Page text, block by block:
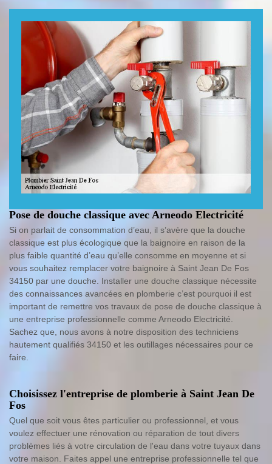
Pose de douche classique avec Arneodo Electricité
Si on parlait de consommation d’eau, il s’avère que la douche
classique est plus écologique que la baignoire en raison de la
plus faible quantité d’eau qu’elle consomme en moyenne et si
vous souhaitez remplacer votre baignoire à Saint Jean De Fos
34150 par une douche. Installer une douche classique nécessite
des connaissances avancées en plomberie c’est pourquoi il est
important de remettre vos travaux de pose de douche classique à
une entreprise professionnelle comme Arneodo Electricité.
Sachez que, nous avons à notre disposition des techniciens
hautement qualifiés 34150 et les outillages nécessaires pour ce
faire.
Choisissez l'entreprise de plomberie à Saint Jean De
Fos
Quel que soit vous êtes particulier ou professionnel, et vous
voulez effectuer une rénovation ou réparation de tout divers
problèmes liés à votre circulation de l'eau dans votre tuyaux dans
votre maison. Faites appel une entreprise professionnelle tel que